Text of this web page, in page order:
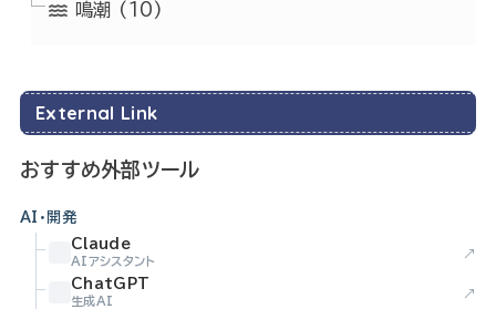
鳴潮 (10)
External Link
おすすめ外部ツール
AI・開発
Claude
AIアシスタント
↗
ChatGPT
生成AI
↗